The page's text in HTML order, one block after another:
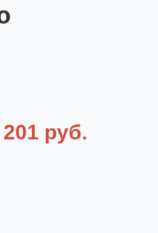
руб.